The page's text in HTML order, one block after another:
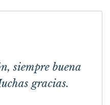
siempre buena
gracias.